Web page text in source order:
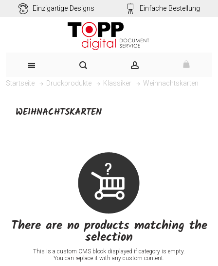
Einzigartige Designs Einfache Bestellung
Startseite Druckprodukte Klassiker Weihnachtskarten
WEIHNACHTSKARTEN
There are no products matching the
selection
This is a custom CMS block displayed if category is empty.
You can replace it with any custom content.